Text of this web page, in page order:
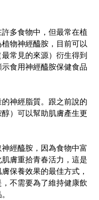
多食物中，但最常在植
物神經醯胺，目前可以
常見的來源）衍生得到
食用神經醯胺保健食品
神經脂質。跟之前說的
）可以幫助肌膚產生更
經醯胺，因為食物中富
膚重拾青春活力，這是
保養效果的最佳方式，
不需要為了維持健康飲